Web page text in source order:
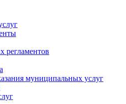
регламентов
муниципальных услуг